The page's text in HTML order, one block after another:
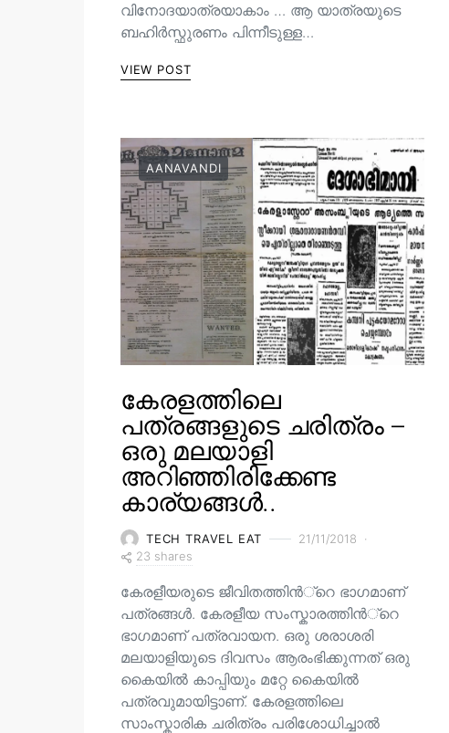
വിനോദയാത്രയാകാം … ആ യാത്രയുടെ
ബഹിർസ്ഫുരണം പിന്നീടുള്ള…
VIEW POST
AANAVANDI
കേരളത്തിലെ
പത്രങ്ങളുടെ ചരിത്രം –
ഒരു മലയാളി
അറിഞ്ഞിരിക്കേണ്ട
കാര്യങ്ങൾ..
TECH TRAVEL EAT
21/11/2018
23 shares
കേരളീയരുടെ ജീവിതത്തിന്‍്റെ ഭാഗമാണ്
പത്രങ്ങള്‍. കേരളീയ സംസ്കാരത്തിന്‍്റെ
ഭാഗമാണ് പത്രവായന. ഒരു ശരാശരി
മലയാളിയുടെ ദിവസം ആരംഭിക്കുന്നത് ഒരു
കൈയില്‍ കാപ്പിയും മറ്റേ കൈയില്‍
പത്രവുമായിട്ടാണ്. കേരളത്തിലെ
സാംസ്കാരിക ചരിത്രം പരിശോധിച്ചാല്‍